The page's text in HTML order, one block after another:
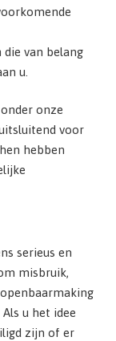
van belang
u.
onze
voor
hebben
serieus en
misbruik,
u het idee
zijn of er